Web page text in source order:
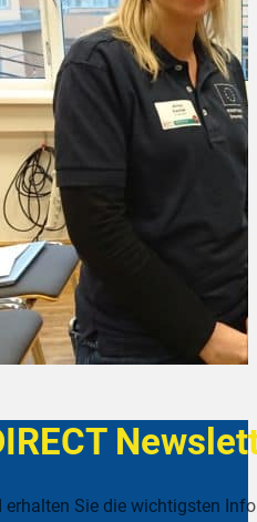
erhalten Sie die wichtigsten